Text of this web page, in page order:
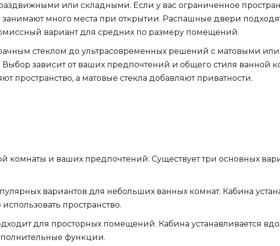
или складными. Если у вас ограниченное
много места при открытии. Распашные двери
вариант для средних по размеру помещений.
стеклом до ультрасовременных решений с матовыми
зависит от ваших предпочтений и общего стиля ванной
пространство, а матовые стекла добавляют приватности.
комнаты и ваших предпочтений. Существует три основных
вариантов для небольших ванных комнат. Кабина
пространство.
для просторных помещений. Кабина устанавливается
функции.